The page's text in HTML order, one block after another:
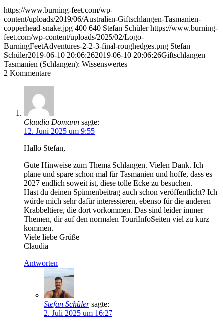
https://www.burning-feet.com/wp-
content/uploads/2019/06/Australien-Giftschlangen-Tasmanien-
copperhead-snake.jpg 400 640 Stefan Schüler https://www.burning-
feet.com/wp-content/uploads/2025/02/Logo-
BurningFeetAdventures-2-2-3-final-roughedges.png Stefan
Schüler2019-06-10 20:06:262019-06-10 20:06:26Giftschlangen
Tasmanien (Schlangen): Wissenswertes
2 Kommentare
Claudia Domann sagte:
12. Juni 2025 um 9:55
Hallo Stefan,
Gute Hinweise zum Thema Schlangen. Vielen Dank. Ich
plane und spare schon mal für Tasmanien und hoffe, dass es
2027 endlich soweit ist, diese tolle Ecke zu besuchen.
Hast du deinen Spinnenbeitrag auch schon veröffentlicht? Ich
würde mich sehr dafür interessieren, ebenso für die anderen
Krabbeltiere, die dort vorkommen. Das sind leider immer
Themen, dir auf den normalen TouriInfoSeiten viel zu kurz
kommen.
Viele liebe Grüße
Claudia
Antworten
Stefan Schüler sagte:
2. Juli 2025 um 16:27